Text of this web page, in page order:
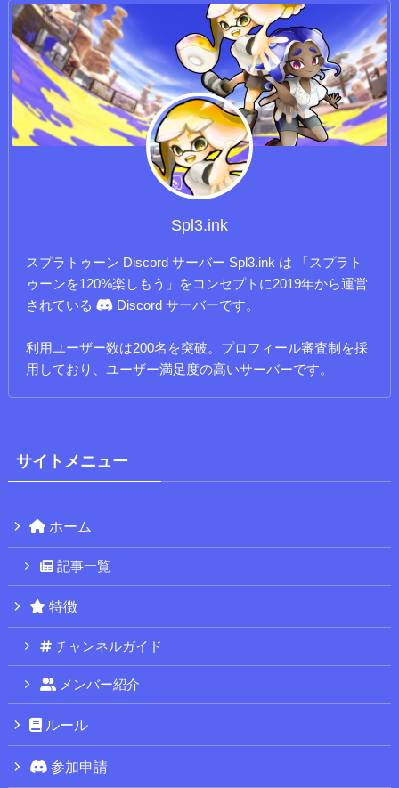
Spl3.ink
スプラトゥーン Discord サーバー Spl3.ink は 「スプラト
ゥーンを120%楽しもう」をコンセプトに2019年から運営
されている
Discord サーバーです。
利用ユーザー数は200名を突破。プロフィール審査制を採
用しており、ユーザー満足度の高いサーバーです。
サイトメニュー
ホーム
記事一覧
特徴
チャンネルガイド
メンバー紹介
ルール
参加申請